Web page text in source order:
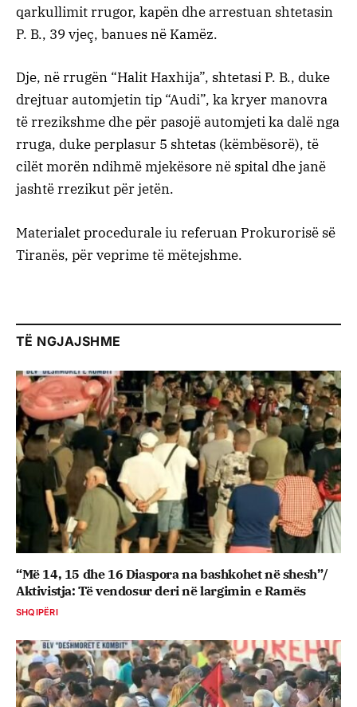
qarkullimit rrugor, kapën dhe arrestuan shtetasin
P. B., 39 vjeç, banues në Kamëz.
Dje, në rrugën “Halit Haxhija”, shtetasi P. B., duke
drejtuar automjetin tip “Audi”, ka kryer manovra
të rrezikshme dhe për pasojë automjeti ka dalë nga
rruga, duke perplasur 5 shtetas (këmbësorë), të
cilët morën ndihmë mjekësore në spital dhe janë
jashtë rrezikut për jetën.
Materialet procedurale iu referuan Prokurorisë së
Tiranës, për veprime të mëtejshme.
TË NGJAJSHME
“Më 14, 15 dhe 16 Diaspora na bashkohet në shesh”/
Aktivistja: Të vendosur deri në largimin e Ramës
SHQIPËRI